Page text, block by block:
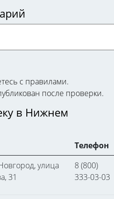
c правилами.
после проверки.
в Нижнем
Телефон
улица
31
8 (800)
333-03-03